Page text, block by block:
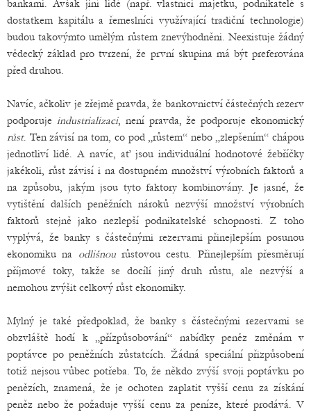
bankami. Avšak jiní lidé (např. vlastníci majetku, podnikatelé s
dostatkem kapitálu a řemeslníci využívající tradiční technologie)
budou takovýmto umělým růstem znevýhodněni. Neexistuje žádný
vědecký základ pro tvrzení, že první skupina má být preferována
před druhou.
Navíc, ačkoliv je zřejmě pravda, že bankovnictví částečných rezerv
podporuje industrializaci, není pravda, že podporuje ekonomický
růst. Ten závisí na tom, co pod „růstem“ nebo „zlepšením“ chápou
jednotliví lidé. A navíc, ať jsou individuální hodnotové žebříčky
jakékoli, růst závisí i na dostupném množství výrobních faktorů a
na způsobu, jakým jsou tyto faktory kombinovány. Je jasné, že
vytištění dalších peněžních nároků nezvýší množství výrobních
faktorů stejně jako nezlepší podnikatelské schopnosti. Z toho
vyplývá, že banky s částečnými rezervami přinejlepším posunou
ekonomiku na odlišnourůstovou cestu. Přinejlepším přesměrují
příjmové toky, takže se docílí jiný druh růstu, ale nezvýší a
nemohou zvýšit celkový růst ekonomiky.
Mylný je také předpoklad, že banky s částečnými rezervami se
obzvláště hodí k „přízpůsobování“ nabídky peněz změnám v
poptávce po peněžních zůstatcích. Žádná speciální přizpůsobení
totiž nejsou vůbec potřeba. To, že někdo zvýší svoji poptávku po
penězích, znamená, že je ochoten zaplatit vyšší cenu za získání
peněz nebo že požaduje vyšší cenu za peníze, které prodává. V